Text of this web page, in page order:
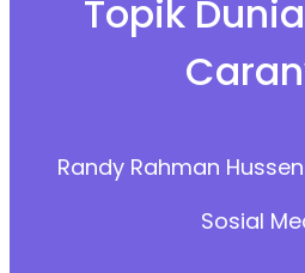
Topik
Randy Rahman Hussen
Sosial